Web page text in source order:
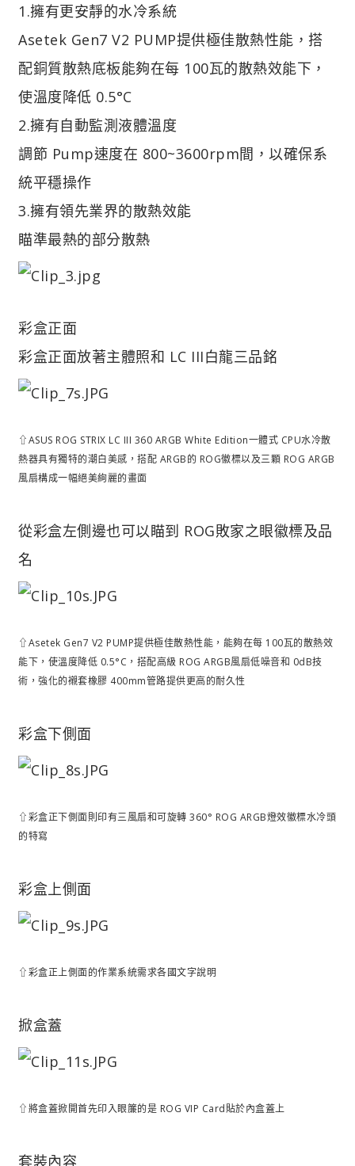
1.擁有更安靜的水冷系統
Asetek Gen7 V2 PUMP提供極佳散熱性能，搭
配銅質散熱底板能夠在每 100瓦的散熱效能下，
使溫度降低 0.5°C
2.擁有自動監測液體溫度
調節 Pump速度在 800~3600rpm間，以確保系
統平穩操作
3.擁有領先業界的散熱效能
瞄準最熱的部分散熱
彩盒正面
彩盒正面放著主體照和 LC III白龍三品銘
⇧ASUS ROG STRIX LC III 360 ARGB White Edition一體式 CPU水冷散
熱器具有獨特的潮白美感，搭配 ARGB的 ROG徽標以及三顆 ROG ARGB
風扇構成一幅絕美絢麗的畫面
從彩盒左側邊也可以瞄到 ROG敗家之眼徽標及品
名
⇧Asetek Gen7 V2 PUMP提供極佳散熱性能，能夠在每 100瓦的散熱效
能下，使溫度降低 0.5°C，搭配高級 ROG ARGB風扇低噪音和 0dB技
術，強化的襯套橡膠 400mm管路提供更高的耐久性
彩盒下側面
⇧彩盒正下側面則印有三風扇和可旋轉 360° ROG ARGB燈效徽標水冷頭
的特寫
彩盒上側面
⇧彩盒正上側面的作業系統需求各國文字說明
掀盒蓋
⇧將盒蓋掀開首先印入眼簾的是 ROG VIP Card貼於內盒蓋上
套裝內容